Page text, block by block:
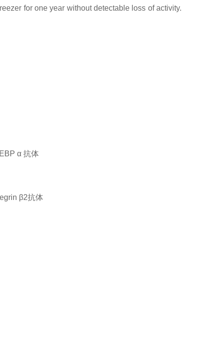
for one year without detectable loss of activity.
α 抗体
β2抗体